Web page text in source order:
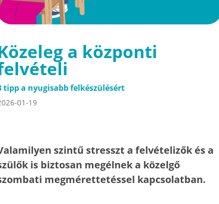
a központi
tipp a nyugisabb felkészülésért
01-19
szintű stresszt a felvételizők és a
is biztosan megélnek a közelgő
megmérettetéssel kapcsolatban.